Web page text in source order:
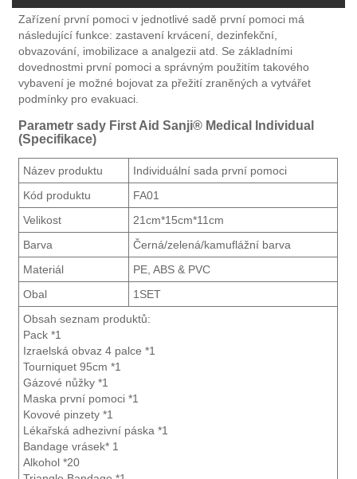
Zařízení první pomoci v jednotlivé sadě první pomoci má
následující funkce: zastavení krvácení, dezinfekční,
obvazování, imobilizace a analgezii atd. Se základními
dovednostmi první pomoci a správným použitím takového
vybavení je možné bojovat za přežití zraněných a vytvářet
podmínky pro evakuaci.
Parametr sady First Aid Sanji® Medical Individual
(Specifikace)
Název produktu
Individuální sada první pomoci
Kód produktu
FA01
Velikost
21cm*15cm*11cm
Barva
Černá/zelená/kamuflážní barva
Materiál
PE, ABS & PVC
Obal
1SET
Obsah seznam produktů:
Pack *1
Izraelská obvaz 4 palce *1
Tourniquet 95cm *1
Gázové nůžky *1
Maska první pomoci *1
Kovové pinzety *1
Lékařská adhezivní páska *1
Bandage vrásek* 1
Alkohol *20